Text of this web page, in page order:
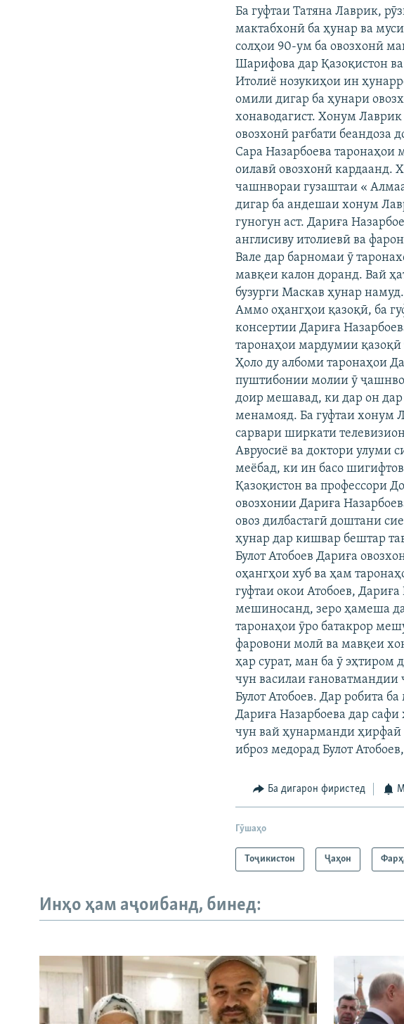
Ба гуфтаи Татяна Лаврик,
мактабхонӣ ба ҳунар ва
солҳои 90-ум ба овозхонӣ
Шарифова дар Қазоқистон
Итолиё нозукиҳои ин
омили дигар ба ҳунари
хонаводагист. Хонум
овозхонӣ рағбати беандоза
Сара Назарбоева таронаҳои
оилавӣ овозхонӣ кардаанд.
чашнвораи гузаштаи «
дигар ба андешаи хонум
гуногун аст. Дариға
англисиву итолиевӣ ва
Вале дар барномаи ӯ
мавқеи калон доранд. Вай
бузурги Маскав ҳунар намуд.
Аммо оҳангҳои қазоқӣ, ба
консертии Дариға
таронаҳои мардумии қазоқӣ
Ҳоло ду албоми таронаҳои
пуштибонии молии ӯ
доир мешавад, ки дар он дар
менамояд. Ба гуфтаи хонум
сарвари ширкати
Авруосиё ва доктори улуми
меёбад, ки ин басо
Қазоқистон ва профессори
овозхонии Дариға
овоз дилбастагӣ доштани
ҳунар дар кишвар бештар
Булот Атобоев Дариға
оҳангҳои хуб ва ҳам
гуфтаи окои Атобоев,
мешиносанд, зеро ҳамеша
таронаҳои ӯро батакрор
фаровони молӣ ва мавқеи
ҳар сурат, ман ба ӯ эҳтиром
чун василаи
Булот Атобоев. Дар робита
Дариға Назарбоева дар
чун вай ҳунарманди ҳирфаӣ
иброз медорад Булот
Ба дигарон фиристед
Гӯшаҳо
Тоҷикистон Ҷаҳон
Инҳо ҳам аҷоибанд, бинед: